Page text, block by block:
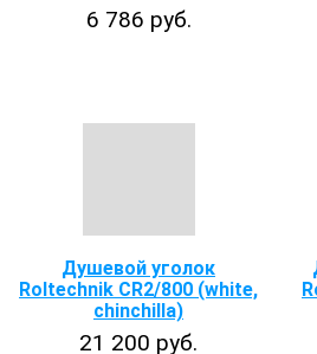
6 786 руб.
Душевой уголок
Roltechnik CR2/800 (white,
chinchilla)
21 200 руб.